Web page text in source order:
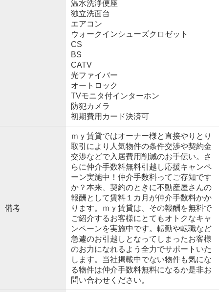
温水洗浄便座
独立洗面台
エアコン
ウォークインシューズクロゼット
CS
BS
CATV
光ファイバー
オートロック
TVモニタ付インターホン
防犯カメラ
初期費用カード決済可
備考
ｍｙ賃貸ではオーナー様と直接やりとり
取引により人気物件の条件交渉や契約金
交渉などで入居費用削減のお手伝い。さ
らに仲介手数料無料引越し応援キャンペ
ーン実施中！仲介手数料ってご存知です
か？本来、契約のときに不動産屋さんの
報酬として賃料１カ月が仲介手数料かか
ります。ｍｙ賃貸は、その報酬を無料で
ご紹介するお客様にとてもオトクなキャ
ンペーンを実施中です。転勤や転職など
急遽のお引越しとなってしまったお客様
のお力になれるよう全力でサポートいた
します。当社掲載中でない物件も気にな
る物件は仲介手数料無料になるか是非お
問い合わせください。